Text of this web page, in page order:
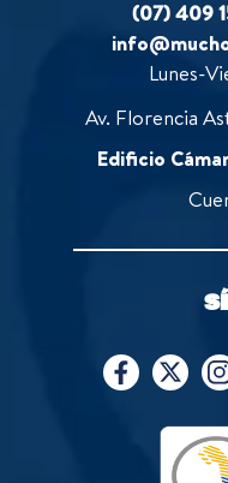
(07) 409
Lunes-
Av. Florencia
Edificio